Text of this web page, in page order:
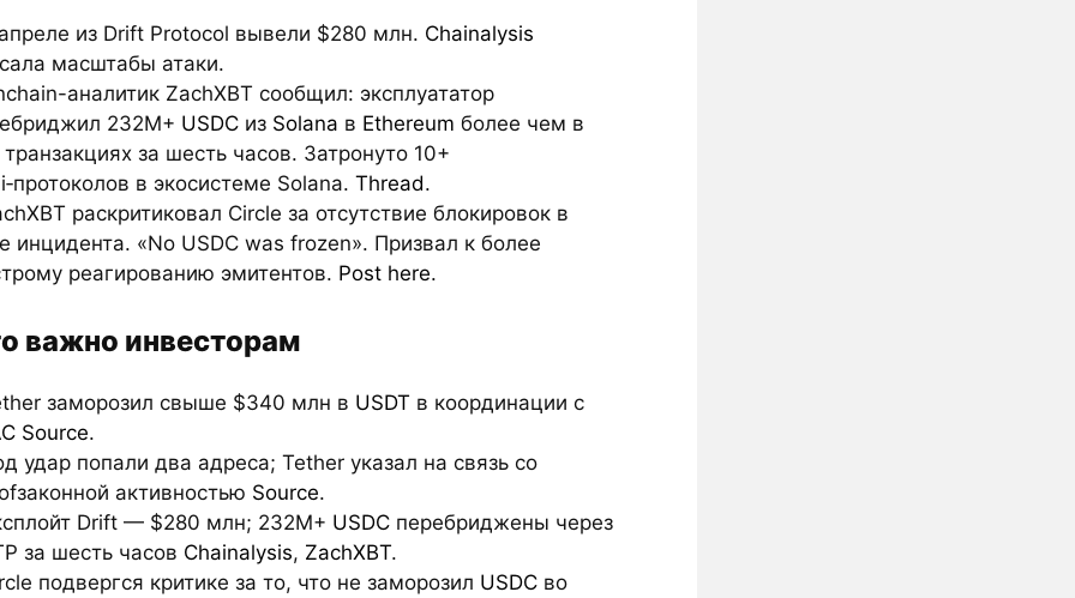
из Drift Protocol вывели $280 млн. Chainalysis
масштабы атаки.
аналитик ZachXBT сообщил: эксплуататор
232M+ USDC из Solana в Ethereum более чем в
за шесть часов. Затронуто 10+
в экосистеме Solana. Thread.
раскритиковал Circle за отсутствие блокировок в
инцидента. «No USDC was frozen». Призвал к более
реагированию эмитентов. Post here.
важно инвесторам
заморозил свыше $340 млн в USDT в координации с
Source.
удар попали два адреса; Tether указал на связь со
активностью Source.
Drift — $280 млн; 232M+ USDC перебриджены через
за шесть часов Chainalysis, ZachXBT.
подвергся критике за то, что не заморозил USDC во